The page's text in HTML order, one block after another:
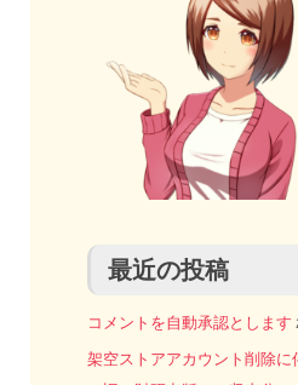
最近の投稿
コメントを自動承認とします
架空ストアアカウント削除に